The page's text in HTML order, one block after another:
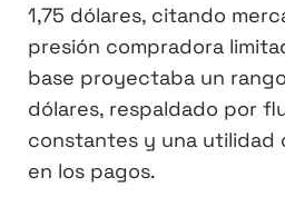
1,75 dólares, citando
presión compradora
base proyectaba un
dólares, respaldado por
constantes y una utilidad
en los pagos.